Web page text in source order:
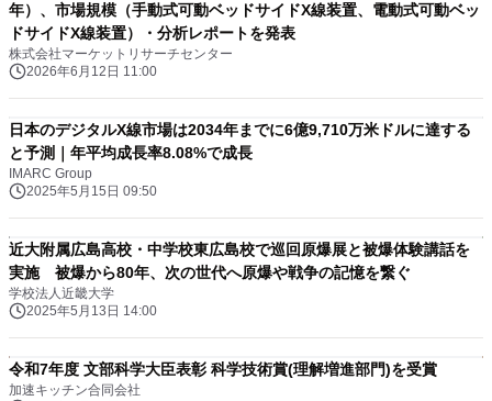
年）、市場規模（手動式可動ベッドサイドX線装置、電動式可動ベッ
ドサイドX線装置）・分析レポートを発表
株式会社マーケットリサーチセンター
2026年6月12日 11:00
日本のデジタルX線市場は2034年までに6億9,710万米ドルに達する
と予測｜年平均成長率8.08%で成長
IMARC Group
2025年5月15日 09:50
近大附属広島高校・中学校東広島校で巡回原爆展と被爆体験講話を
実施 被爆から80年、次の世代へ原爆や戦争の記憶を繋ぐ
学校法人近畿大学
2025年5月13日 14:00
令和7年度 文部科学大臣表彰 科学技術賞(理解増進部門)を受賞
加速キッチン合同会社